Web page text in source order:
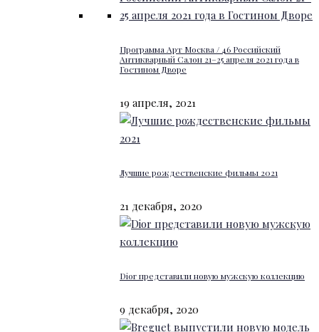
Программа Арт Москва / 46 Российский
Антикварный Салон 21–25 апреля 2021 года в
Гостином Дворе
19 апреля, 2021
Лучшие рождественские фильмы 2021
21 декабря, 2020
Dior представили новую мужскую коллекцию
9 декабря, 2020